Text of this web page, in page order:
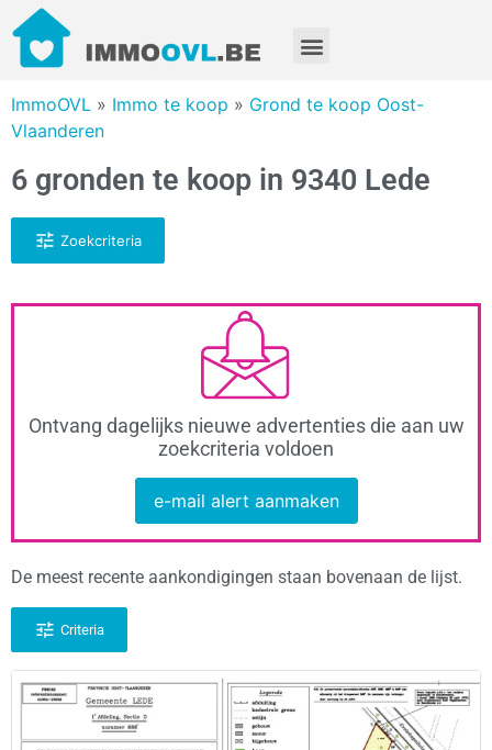
ImmoOVL » Immo te koop » Grond te koop Oost-
Vlaanderen
6 gronden te koop in 9340 Lede
Zoekcriteria
Ontvang dagelijks nieuwe advertenties die aan uw
zoekcriteria voldoen
e-mail alert aanmaken
De meest recente aankondigingen staan bovenaan de lijst.
Criteria